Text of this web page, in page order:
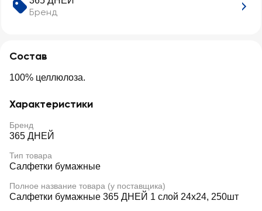
Бренд
Состав
100% целлюлоза.
Характеристики
Бренд
365 ДНЕЙ
Тип товара
Салфетки бумажные
Полное название товара (у поставщика)
Салфетки бумажные 365 ДНЕЙ 1 слой 24х24, 250шт